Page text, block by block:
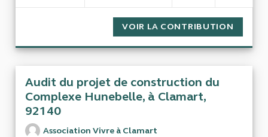
VOIR LA CONTRIBUTION
Audit du projet de construction du
Complexe Hunebelle, à Clamart,
92140
Association Vivre à Clamart